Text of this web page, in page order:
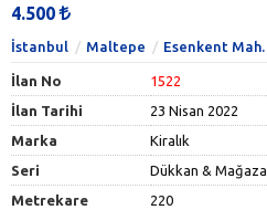
4.500
İstanbul Maltepe Esenkent Mah.
İlan No
1522
İlan Tarihi
23 Nisan 2022
Marka
Kiralık
Seri
Dükkan & Mağaza
Metrekare
220